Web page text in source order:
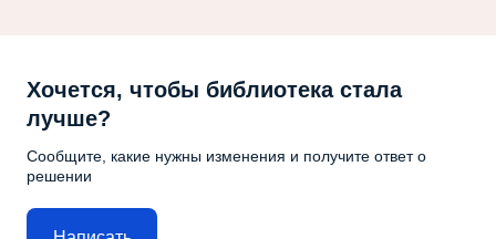
Хочется, чтобы библиотека стала
лучше?
Сообщите, какие нужны изменения и получите ответ о
решении